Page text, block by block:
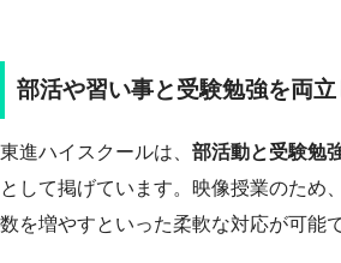
部活や習い事と受験勉強を両
東進ハイスクールは、 部活動と受験勉
として掲げています。映像授業のため
数を増やすといった柔軟な対応が可能で